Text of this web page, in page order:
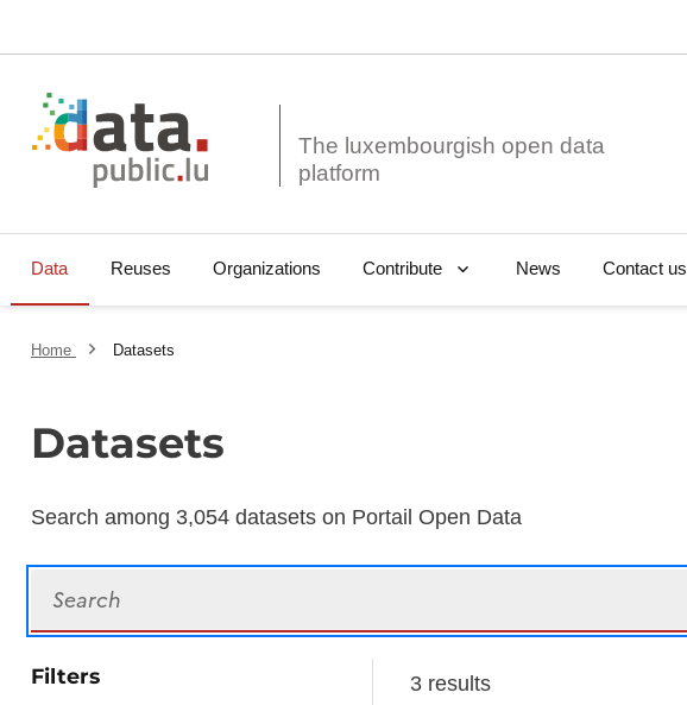
The luxembourgish open data
Data Reuses Organizations Contribute News Contact us
Home Datasets
Datasets
Search among 3,054 datasets on Portail Open Data
Filters 3 results